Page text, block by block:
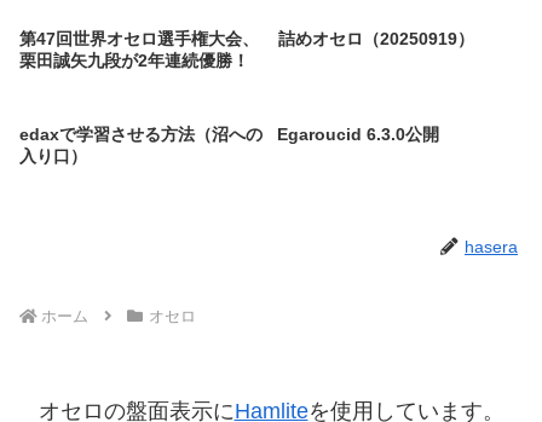
第47回世界オセロ選手権大会、
栗田誠矢九段が2年連続優勝！
詰めオセロ（20250919）
edaxで学習させる方法（沼への
入り口）
Egaroucid 6.3.0公開
hasera
ホーム オセロ
オセロの盤面表示にHamliteを使用しています。